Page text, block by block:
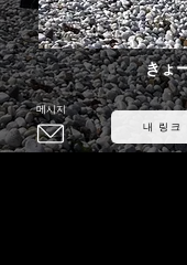
きょ
메시지
내 링크